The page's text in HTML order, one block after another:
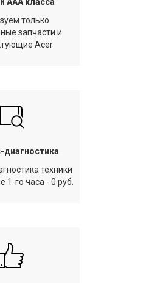
только
запчасти и
Acer
диагностика
техники
1-го часа - 0 руб.